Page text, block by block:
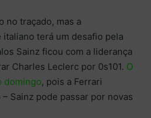
no traçado, mas a
terá um desafio pela
Sainz ficou com a liderança
Charles Leclerc por 0s101. O
domingo, pois a Ferrari
Sainz pode passar por novas